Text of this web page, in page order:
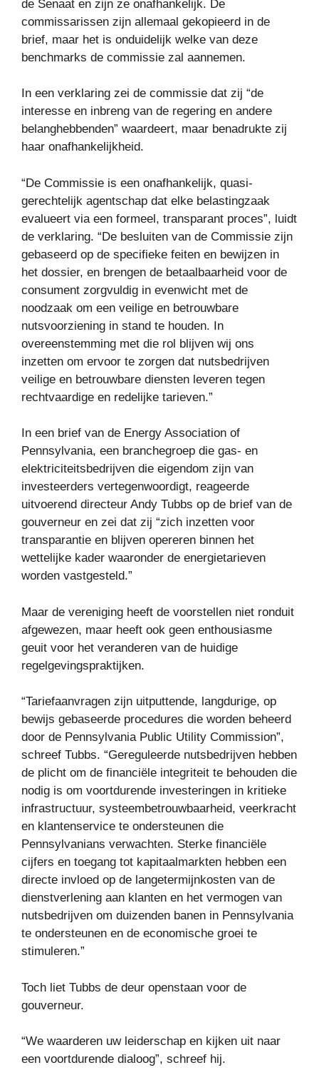
de Senaat en zijn ze onafhankelijk. De
commissarissen zijn allemaal gekopieerd in de
brief, maar het is onduidelijk welke van deze
benchmarks de commissie zal aannemen.
In een verklaring zei de commissie dat zij “de
interesse en inbreng van de regering en andere
belanghebbenden” waardeert, maar benadrukte zij
haar onafhankelijkheid.
“De Commissie is een onafhankelijk, quasi-
gerechtelijk agentschap dat elke belastingzaak
evalueert via een formeel, transparant proces”, luidt
de verklaring. “De besluiten van de Commissie zijn
gebaseerd op de specifieke feiten en bewijzen in
het dossier, en brengen de betaalbaarheid voor de
consument zorgvuldig in evenwicht met de
noodzaak om een ​​veilige en betrouwbare
nutsvoorziening in stand te houden. In
overeenstemming met die rol blijven wij ons
inzetten om ervoor te zorgen dat nutsbedrijven
veilige en betrouwbare diensten leveren tegen
rechtvaardige en redelijke tarieven.”
In een brief van de Energy Association of
Pennsylvania, een branchegroep die gas- en
elektriciteitsbedrijven die eigendom zijn van
investeerders vertegenwoordigt, reageerde
uitvoerend directeur Andy Tubbs op de brief van de
gouverneur en zei dat zij “zich inzetten voor
transparantie en blijven opereren binnen het
wettelijke kader waaronder de energietarieven
worden vastgesteld.”
Maar de vereniging heeft de voorstellen niet ronduit
afgewezen, maar heeft ook geen enthousiasme
geuit voor het veranderen van de huidige
regelgevingspraktijken.
“Tariefaanvragen zijn uitputtende, langdurige, op
bewijs gebaseerde procedures die worden beheerd
door de Pennsylvania Public Utility Commission”,
schreef Tubbs. “Gereguleerde nutsbedrijven hebben
de plicht om de financiële integriteit te behouden die
nodig is om voortdurende investeringen in kritieke
infrastructuur, systeembetrouwbaarheid, veerkracht
en klantenservice te ondersteunen die
Pennsylvanians verwachten. Sterke financiële
cijfers en toegang tot kapitaalmarkten hebben een
directe invloed op de langetermijnkosten van de
dienstverlening aan klanten en het vermogen van
nutsbedrijven om duizenden banen in Pennsylvania
te ondersteunen en de economische groei te
stimuleren.”
Toch liet Tubbs de deur openstaan ​​voor de
gouverneur.
“We waarderen uw leiderschap en kijken uit naar
een voortdurende dialoog”, schreef hij.